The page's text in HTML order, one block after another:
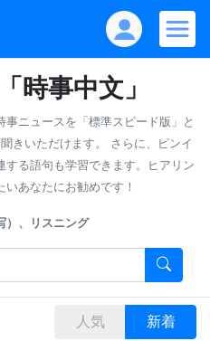
時事中文」
ニュースを「標準スピード版」と
きいただけます。
さらに、ピンイ
する語句も学習できます。ヒアリン
あなたにお勧めです！
）、リスニング
人気 新着